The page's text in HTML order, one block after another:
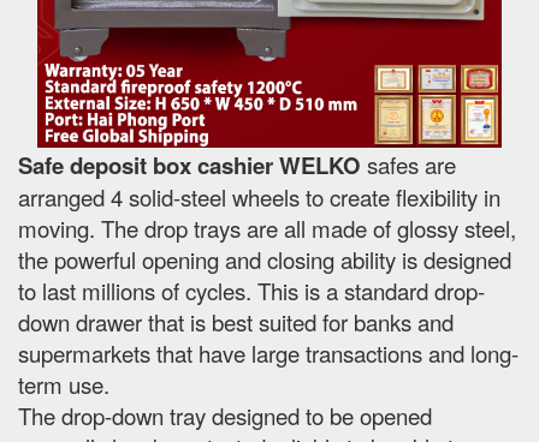
Safe deposit box cashier WELKO safes are
arranged 4 solid-steel wheels to create flexibility in
moving. The drop trays are all made of glossy steel,
the powerful opening and closing ability is designed
to last millions of cycles. This is a standard drop-
down drawer that is best suited for banks and
supermarkets that have large transactions and long-
term use.
The drop-down tray designed to be opened